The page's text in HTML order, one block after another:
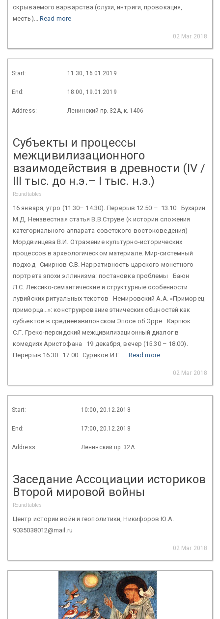
скрываемого варварства (слухи, интриги, провокация,
месть)... Read more
02 Mar 2018
Start: 11:30, 16.01.2019
End: 18:00, 19.01.2019
Address: Ленинский пр. 32А, к. 1406
Субъекты и процессы
межцивилизационного
взаимодействия в древности (IV /
III тыс. до н.э.– I тыс. н.э.)
Roundtables
16 января, утро (11.30– 14.30). Перерыв 12.50 – 13.10 Бухарин
М.Д. Неизвестная статья В.В.Струве (к истории сложения
категориального аппарата советского востоковедения)
Мордвинцева В.И. Отражение культурно-исторических
процессов в археологи­ческом материале. Мир-системный
подход Смирнов С.В. Нарративность царского монетного
портрета эпохи эллинизма: постанов­ка проблемы Баюн
Л.С. Лексико-семантические и структурные особенности
лувийских ритуальных текстов Немировский А.А. «Приморец
приморца...»: конструирование этнических общностей как
субъектов в средневавилонском Эпосе об Эрре Карпюк
С.Г. Греко-персидский межцивилизационный диалог в
комедиях Аристофана 19 декабря, вечер (15.30 – 18.00).
Перерыв 16.30–17.00 Суриков И.Е. ... Read more
02 Mar 2018
Start: 10:00, 20.12.2018
End: 17:00, 20.12.2018
Address: Ленинский пр. 32А
Заседание Ассоциации историков
Второй мировой войны
Roundtables
Центр истории войн и геополитики, Никифоров Ю.А.
9035038012@mail.ru
02 Mar 2018